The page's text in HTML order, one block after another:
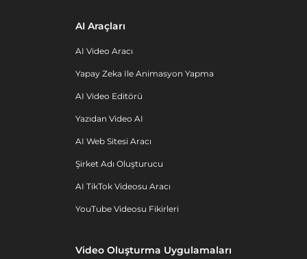
AI Araçları
AI Video Aracı
Yapay Zeka Ile Animasyon Yapma
AI Video Editörü
Yazıdan Video AI
AI Web Sitesi Aracı
Şirket Adı Oluşturucu
AI TikTok Videosu Aracı
YouTube Videosu Fikirleri
Video Oluşturma Uygulamaları